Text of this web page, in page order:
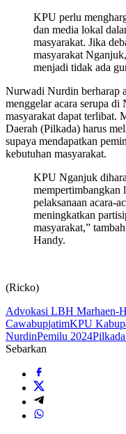
KPU perlu
dan media lokal
masyarakat. Jika
masyarakat
menjadi tidak ada
Nurwadi Nurdin berharap
menggelar acara serupa di
masyarakat dapat terlibat.
Daerah (Pilkada) harus
supaya mendapatkan
kebutuhan masyarakat.
KPU Nganjuk
mempertimbangkan
pelaksanaan acara-
meningkatkan
masyarakat,”
Handy.
(Ricko)
Advokasi LBH Marhaen-
CawabupjatimKPU
NurdinPemilu 2024
Sebarkan